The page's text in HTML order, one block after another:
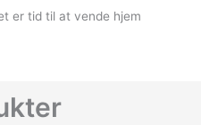
er tid til at vende hjem